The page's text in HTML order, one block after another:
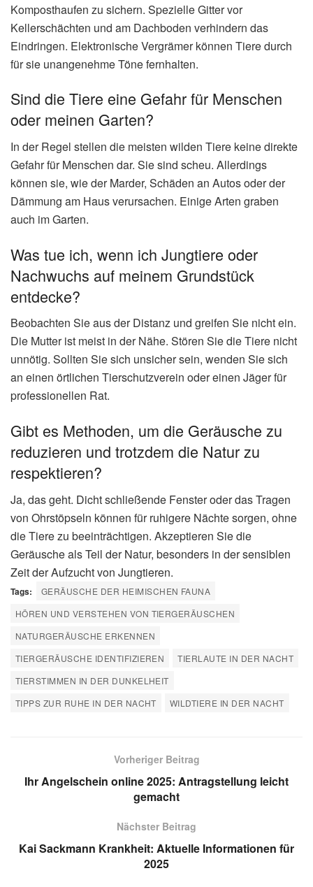
Komposthaufen zu sichern. Spezielle Gitter vor
Kellerschächten und am Dachboden verhindern das
Eindringen. Elektronische Vergrämer können Tiere durch
für sie unangenehme Töne fernhalten.
Sind die Tiere eine Gefahr für Menschen
oder meinen Garten?
In der Regel stellen die meisten wilden Tiere keine direkte
Gefahr für Menschen dar. Sie sind scheu. Allerdings
können sie, wie der Marder, Schäden an Autos oder der
Dämmung am Haus verursachen. Einige Arten graben
auch im Garten.
Was tue ich, wenn ich Jungtiere oder
Nachwuchs auf meinem Grundstück
entdecke?
Beobachten Sie aus der Distanz und greifen Sie nicht ein.
Die Mutter ist meist in der Nähe. Stören Sie die Tiere nicht
unnötig. Sollten Sie sich unsicher sein, wenden Sie sich
an einen örtlichen Tierschutzverein oder einen Jäger für
professionellen Rat.
Gibt es Methoden, um die Geräusche zu
reduzieren und trotzdem die Natur zu
respektieren?
Ja, das geht. Dicht schließende Fenster oder das Tragen
von Ohrstöpseln können für ruhigere Nächte sorgen, ohne
die Tiere zu beeinträchtigen. Akzeptieren Sie die
Geräusche als Teil der Natur, besonders in der sensiblen
Zeit der Aufzucht von Jungtieren.
Tags:
GERÄUSCHE DER HEIMISCHEN FAUNA
HÖREN UND VERSTEHEN VON TIERGERÄUSCHEN
NATURGERÄUSCHE ERKENNEN
TIERGERÄUSCHE IDENTIFIZIEREN
TIERLAUTE IN DER NACHT
TIERSTIMMEN IN DER DUNKELHEIT
TIPPS ZUR RUHE IN DER NACHT
WILDTIERE IN DER NACHT
Vorheriger Beitrag
Ihr Angelschein online 2025: Antragstellung leicht
gemacht
Nächster Beitrag
Kai Sackmann Krankheit: Aktuelle Informationen für
2025